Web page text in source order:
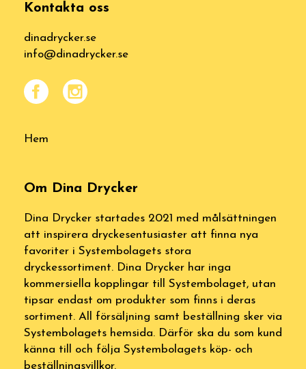
Kontakta oss
dinadrycker.se
info@dinadrycker.se
Hem
Om Dina Drycker
Dina Drycker startades 2021 med målsättningen
att inspirera dryckesentusiaster att finna nya
favoriter i Systembolagets stora
dryckessortiment. Dina Drycker har inga
kommersiella kopplingar till Systembolaget, utan
tipsar endast om produkter som finns i deras
sortiment. All försäljning samt beställning sker via
Systembolagets hemsida. Därför ska du som kund
känna till och följa Systembolagets köp- och
beställningsvillkor.